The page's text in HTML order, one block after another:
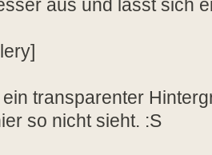
aus und lässt sich
transparenter
so nicht sieht. :S